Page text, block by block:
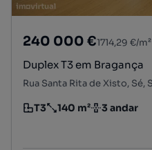
240 000 €1714,29 €/m²
Duplex T3 em Bragança
Tipologia
T3
Preço por metro quadrado
140 m²
Andar 3 andar